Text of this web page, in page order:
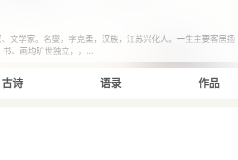
文学家。名燮，字克柔，汉族，江苏兴化人。一生主要客居扬
、画均旷世独立，，...
古诗 语录 作品